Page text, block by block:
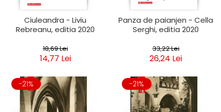
Ciuleandra - Liviu
Rebreanu, editia 2020
18,69 Lei
14,77 Lei
Panza de paianjen - Cella
Serghi, editia 2020
33,22 Lei
26,24 Lei
-21% -21%